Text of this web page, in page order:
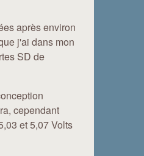
après environ
j'ai dans mon
SD de
cependant
et 5,07 Volts